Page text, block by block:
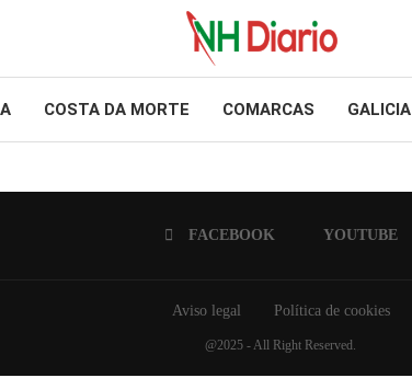
COSTA DA MORTE COMARCAS GALICIA
FACEBOOK YOUTUBE
Aviso legal Política de cookies
@2025 - All Right Reserved.